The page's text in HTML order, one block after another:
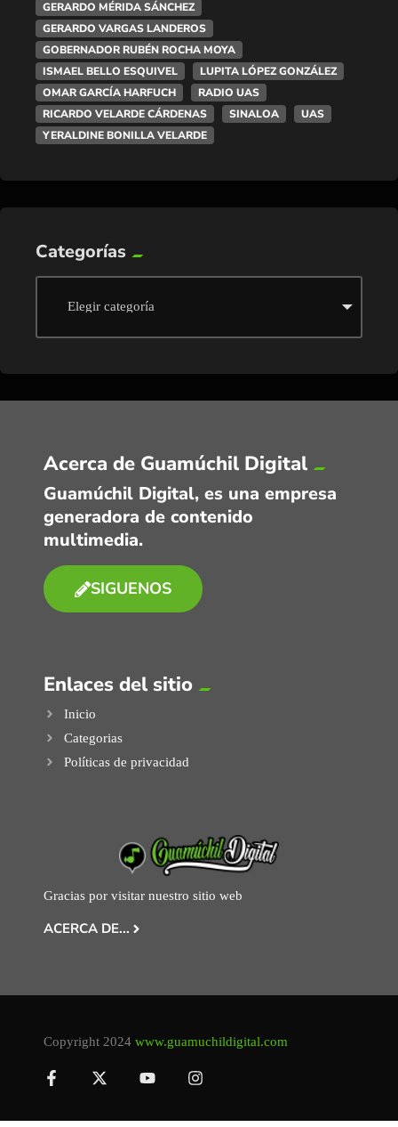
GERARDO MÉRIDA SÁNCHEZ
GERARDO VARGAS LANDEROS
GOBERNADOR RUBÉN ROCHA MOYA
ISMAEL BELLO ESQUIVEL
LUPITA LÓPEZ GONZÁLEZ
OMAR GARCÍA HARFUCH
RADIO UAS
RICARDO VELARDE CÁRDENAS
SINALOA
UAS
YERALDINE BONILLA VELARDE
Categorías
Acerca de Guamúchil Digital
Guamúchil Digital, es una empresa
generadora de contenido
multimedia.
SIGUENOS
Enlaces del sitio
Inicio
Categorias
Políticas de privacidad
Gracias por visitar nuestro sitio web
ACERCA DE...
Copyright 2024 www.guamuchildigital.com